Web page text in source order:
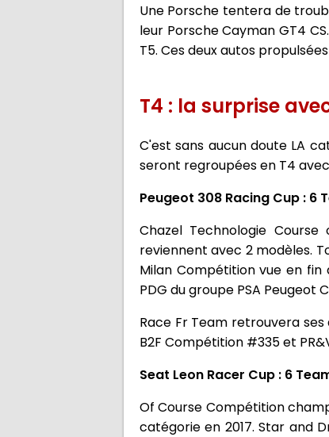
Une Porsche tentera de
leur Porsche Cayman GT4
T5. Ces deux autos
T4 : la surprise
C'est sans aucun doute LA
seront regroupées en T4
Peugeot 308 Racing Cup : 6
Chazel Technologie
reviennent avec 2 modèles.
Milan Compétition vue en fin
PDG du groupe PSA Peugeot
Race Fr Team retrouvera
B2F Compétition #335 et
Seat Leon Racer Cup : 6
Of Course Compétition
catégorie en 2017. Star and